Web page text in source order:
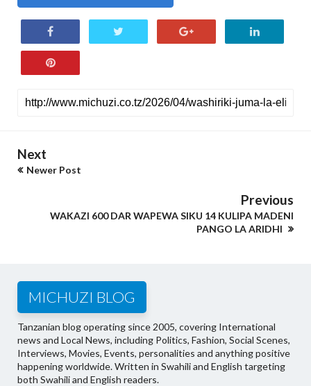
Next
Newer Post
Previous
WAKAZI 600 DAR WAPEWA SIKU 14 KULIPA MADENI
PANGO LA ARIDHI
MICHUZI BLOG
Tanzanian blog operating since 2005, covering International
news and Local News, including Politics, Fashion, Social Scenes,
Interviews, Movies, Events, personalities and anything positive
happening worldwide. Written in Swahili and English targeting
both Swahili and English readers.